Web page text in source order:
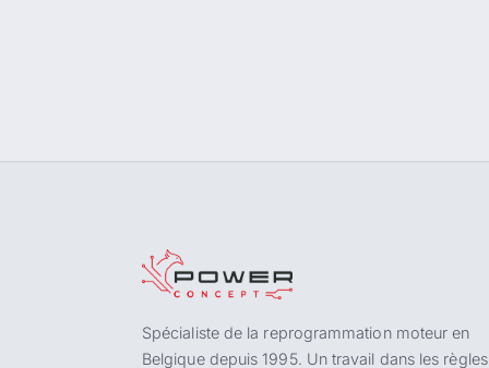
Spécialiste de la reprogrammation moteur en
Belgique depuis 1995. Un travail dans les règles